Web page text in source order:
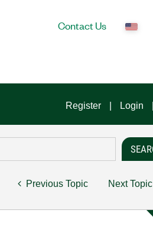
Contact Us
Register Login
Previous Topic Next Topic